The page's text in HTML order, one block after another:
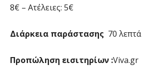
8€ – Ατέλειες: 5€
Διάρκεια παράστασης 70 λεπτά
Προπώληση εισιτηρίων :Viva.gr